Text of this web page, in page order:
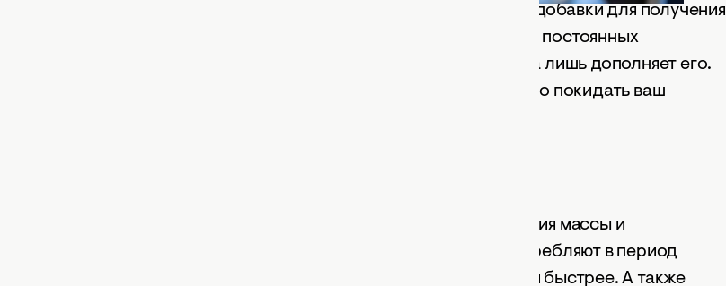
Спортивное питание — это, по своей сути, активные добавки для получения
организмом всех необходимых веществ при условии постоянных
тренировок. Оно не заменяет нормальное питание, а лишь дополняет его.
Поэтому регулярное питание в течение дня не должно покидать ваш
Гейнер — углеводно-белковая смесь для наращивания массы и
восстановления энергетического баланса. Его употребляют в период
активных тренировок, для того, чтобы мышцы росли быстрее. А также